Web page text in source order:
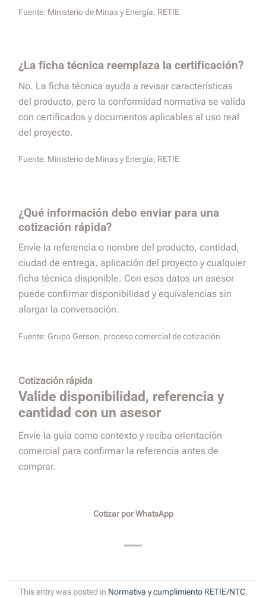
Fuente: Ministerio de Minas y Energía, RETIE
¿La ficha técnica reemplaza la certificación?
No. La ficha técnica ayuda a revisar características
del producto, pero la conformidad normativa se valida
con certificados y documentos aplicables al uso real
del proyecto.
Fuente: Ministerio de Minas y Energía, RETIE
¿Qué información debo enviar para una
cotización rápida?
Envíe la referencia o nombre del producto, cantidad,
ciudad de entrega, aplicación del proyecto y cualquier
ficha técnica disponible. Con esos datos un asesor
puede confirmar disponibilidad y equivalencias sin
alargar la conversación.
Fuente: Grupo Gerson, proceso comercial de cotización
Cotización rápida
Valide disponibilidad, referencia y
cantidad con un asesor
Envíe la guía como contexto y reciba orientación
comercial para confirmar la referencia antes de
comprar.
Cotizar por WhatsApp
This entry was posted in Normativa y cumplimiento RETIE/NTC.